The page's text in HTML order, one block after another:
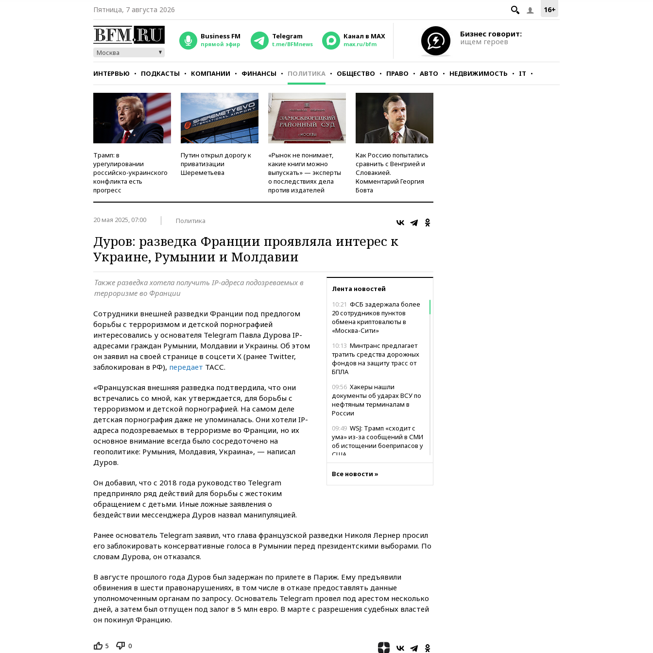
16+
Пятница, 7 августа 2026
Москва
Business FM
прямой эфир
Telegram
t.me/BFMnews
Канал в MAX
max.ru/bfm
Бизнес говорит:
ищем героев
ИНТЕРВЬЮ ПОДКАСТЫ КОМПАНИИ ФИНАНСЫ ПОЛИТИКА ОБЩЕСТВО ПРАВО АВТО НЕДВИЖИМОСТЬ IT
СТИЛЬ ТЕСТЫ
Трамп: в
урегулировании
российско-украинского
конфликта есть
прогресс
Путин открыл дорогу к
приватизации
Шереметьева
«Рынок не понимает,
какие книги можно
выпускать» — эксперты
о последствиях дела
против издателей
Как Россию попытались
сравнить с Венгрией и
Словакией.
Комментарий Георгия
Бовта
20 мая 2025, 07:00 Политика
Дуров: разведка Франции проявляла интерес к
Украине, Румынии и Молдавии
Лента новостей
10:21 ФСБ задержала более
20 сотрудников пунктов
обмена криптовалюты в
«Москва-Сити»
10:13 Минтранс предлагает
тратить средства дорожных
фондов на защиту трасс от
БПЛА
09:56 Хакеры нашли
документы об ударах ВСУ по
нефтяным терминалам в
России
09:49 WSJ: Трамп «сходит с
ума» из-за сообщений в СМИ
об истощении боеприпасов у
США
в 2028 году могут войти в
состав Евросоюза
09:06 Гендиректора
удмуртской «Ижавиа»
08:51 Рубио попросил Лаврова
освободить бывшего
американского морпеха,
осужденного в России
В Таиланде ученик
устроил стрельбу в школе:
Все новости »
Также разведка хотела получить IP-адреса подозреваемых в
терроризме во Франции
Сотрудники внешней разведки Франции под предлогом
борьбы с терроризмом и детской порнографией
интересовались у основателя Telegram Павла Дурова IP-
адресами граждан Румынии, Молдавии и Украины. Об этом
он заявил на своей странице в соцсети X (ранее Twitter,
заблокирован в РФ), передает ТАСС.
«Французская внешняя разведка подтвердила, что они
встречались со мной, как утверждается, для борьбы с
терроризмом и детской порнографией. На самом деле
детская порнография даже не упоминалась. Они хотели IP-
адреса подозреваемых в терроризме во Франции, но их
основное внимание всегда было сосредоточено на
геополитике: Румыния, Молдавия, Украина», — написал
Дуров.
Он добавил, что с 2018 года руководство Telegram
предприняло ряд действий для борьбы с жестоким
обращением с детьми. Иные ложные заявления о
бездействии мессенджера Дуров назвал манипуляцией.
Ранее основатель Telegram заявил, что глава французской разведки Николя Лернер просил
его заблокировать консервативные голоса в Румынии перед президентскими выборами. По
словам Дурова, он отказался.
В августе прошлого года Дуров был задержан по прилете в Париж. Ему предъявили
обвинения в шести правонарушениях, в том числе в отказе предоставлять данные
уполномоченным органам по запросу. Основатель Telegram провел под арестом несколько
дней, а затем был отпущен под залог в 5 млн евро. В марте с разрешения судебных властей
он покинул Францию.
5 0